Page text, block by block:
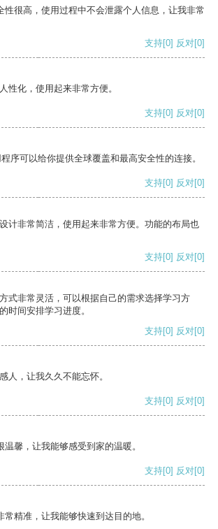
性很高，使用过程中不会泄露个人信息，让我非常
支持[0] 反对[0]
性化，使用起来非常方便。
支持[0] 反对[0]
序可以给你提供全球覆盖和最高安全性的连接。
支持[0] 反对[0]
计非常简洁，使用起来非常方便。功能的布局也
支持[0] 反对[0]
式非常灵活，可以根据自己的需求选择学习方
时间安排学习进度。
支持[0] 反对[0]
人，让我久久不能忘怀。
支持[0] 反对[0]
馨，让我能够感受到家的温暖。
支持[0] 反对[0]
精准，让我能够快速到达目的地。